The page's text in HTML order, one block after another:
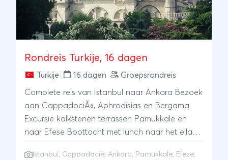
Rondreis Turkije, 16 dagen
Turkije 16 dagen Groepsrondreis
Complete reis van Istanbul naar Ankara Bezoek
aan CappadociÃ«, Aphrodisias en Bergama
Excursie kalkstenen terrassen Pamukkale en
naar Efese Boottocht met lunch naar het eiland
Istanbul , Cappadocië, Ankara, Pamukkale, Efeze,